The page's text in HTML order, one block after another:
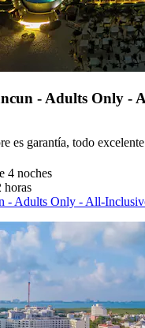
- Adults Only -
es garantía, todo
4 noches
horas
- Adults Only - All-